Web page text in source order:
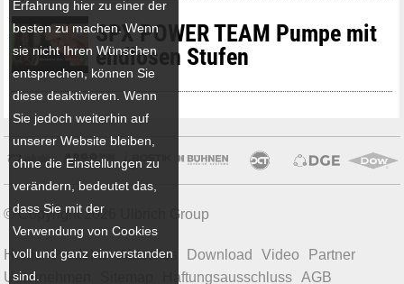
SPX POWER TEAM Pumpe mit
endlosen Stufen
© Copyright 2026 Ulbrich Group
Home Produkte Aktuelles Download Video
Partner
Unternehmen
Haftungsausschluss AGB
Erfahrung hier zu einer der
besten zu machen. Wenn
sie nicht Ihren Wünschen
entsprechen, können Sie
diese deaktivieren. Wenn
Sie jedoch weiterhin auf
unserer Website bleiben,
ohne die Einstellungen zu
verändern, bedeutet das,
dass Sie mit der
Verwendung von Cookies
voll und ganz einverstanden
sind.